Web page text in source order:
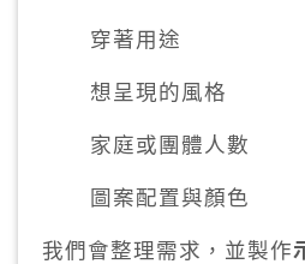
穿著用途
想呈現的風格
家庭或團體人數
圖案配置與顏色
我們會整理需求，並製作